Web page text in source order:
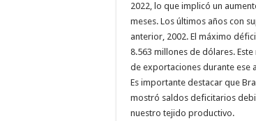
2022, lo que implicó un
meses. Los últimos años con
anterior, 2002. El máximo
8.563 millones de dólares.
de exportaciones durante ese
Es importante destacar que
mostró saldos deficitarios
nuestro tejido productivo.